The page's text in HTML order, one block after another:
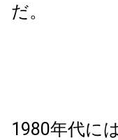
だ。
1980年代に